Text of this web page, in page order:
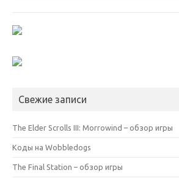
Свежие записи
The Elder Scrolls III: Morrowind – обзор игры
Коды на Wobbledogs
The Final Station – обзор игры